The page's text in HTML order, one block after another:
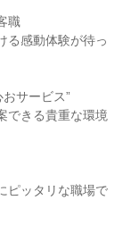
職
る感動体験が待っ
サービス”
できる貴重な環境
ピッタリな職場で